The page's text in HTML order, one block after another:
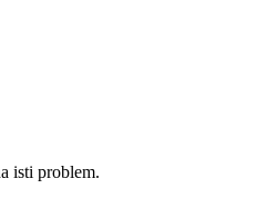
isti problem.